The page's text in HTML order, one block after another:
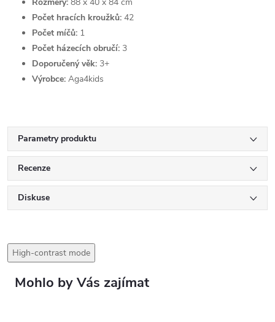
Počet hracích kroužků: 42
Počet míčů: 1
Počet házecích obručí: 3
Doporučený věk: 3+
Výrobce: Aga4kids
Parametry produktu
Recenze
Diskuse
High-contrast mode